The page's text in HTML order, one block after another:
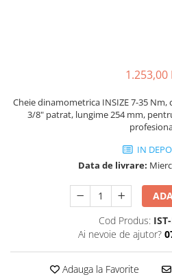
1.253,00
Cheie dinamometrica INSIZE 7-35
3/8" patrat, lungime 254 mm,
IN
Data de livrare:
Cod Produs:
Ai nevoie de ajutor?
Adauga la Favorite